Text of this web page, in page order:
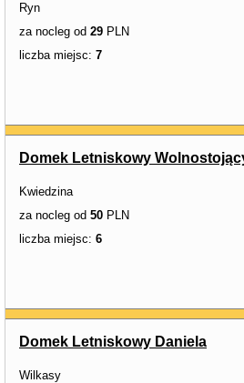
Ryn
za nocleg od 29 PLN
liczba miejsc: 7
Domek Letniskowy
Kwiedzina
za nocleg od 50 PLN
liczba miejsc: 6
Domek Letniskowy Daniela
Wilkasy